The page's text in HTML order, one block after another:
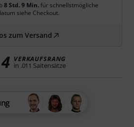
8 Std. 9 Min.für schnellstmögliche
siehe Checkout.
zum Versand
4 VERKAUFSRANG
in .011 Saitensätze